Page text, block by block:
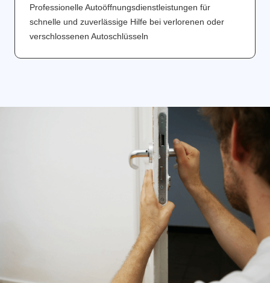
Professionelle Autoöffnungsdienstleistungen für
schnelle und zuverlässige Hilfe bei verlorenen oder
verschlossenen Autoschlüsseln